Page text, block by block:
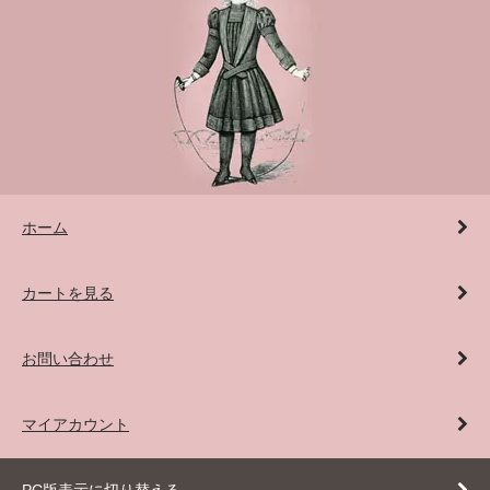
ホーム
カートを見る
お問い合わせ
マイアカウント